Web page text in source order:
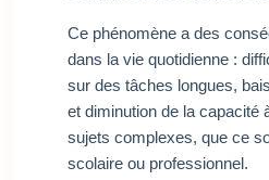
Ce phénomène a des
dans la vie quotidienne :
sur des tâches longues,
et diminution de la capacité
sujets complexes, que ce
scolaire ou professionnel.